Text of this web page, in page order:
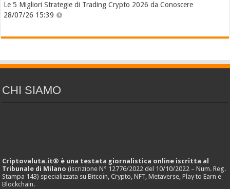
Le 5 Migliori Strategie di Trading Crypto 2026 da Conoscere
28/07/26 15:39
CHI SIAMO
Criptovaluta.it® è una testata giornalistica online iscritta al
Tribunale di Milano (iscrizione N° 12776/2022 del 10/10/2022 – Num. Reg.
Stampa 143) specializzata su Bitcoin, Crypto, NFT, Metaverse, Play to Earn e
Blockchain.